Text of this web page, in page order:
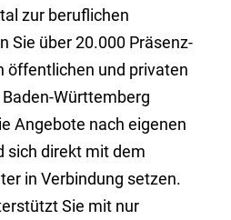
zur beruflichen
Sie über 20.000 Präsenz-
öffentlichen und privaten
Württemberg
Angebote nach eigenen
sich direkt mit dem
in Verbindung setzen.
Sie mit nur